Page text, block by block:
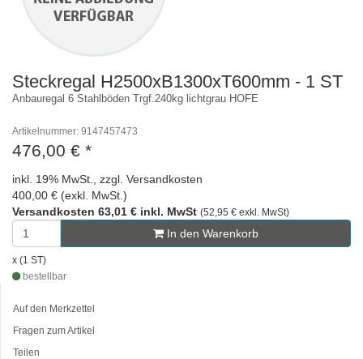
Steckregal H2500xB1300xT600mm - 1 ST
Anbauregal 6 Stahlböden Trgf.240kg lichtgrau HOFE
Artikelnummer: 9147457473
476,00 € *
inkl. 19% MwSt., zzgl. Versandkosten
400,00 € (exkl. MwSt.)
Versandkosten 63,01 € inkl. MwSt (52,95 € exkl. MwSt)
In den Warenkorb
x (1 ST)
bestellbar
Auf den Merkzettel
Fragen zum Artikel
Teilen